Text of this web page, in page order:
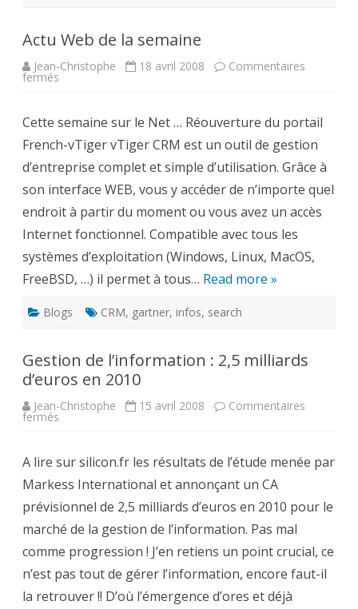
Actu Web de la semaine
Jean-Christophe 18 avril 2008 Commentaires
fermés
la
semaine
Cette semaine sur le Net … Réouverture du portail
French-vTiger vTiger CRM est un outil de gestion
d’entreprise complet et simple d’utilisation. Grâce à
son interface WEB, vous y accéder de n’importe quel
endroit à partir du moment ou vous avez un accès
Internet fonctionnel. Compatible avec tous les
systèmes d’exploitation (Windows, Linux, MacOS,
FreeBSD, …) il permet à tous… Read more »
Blogs CRM, gartner, infos, search
Gestion de l’information : 2,5 milliards
d’euros en 2010
Jean-Christophe 15 avril 2008 Commentaires
fermés
:
2,5
milliards
d’euros
en
2010
A lire sur silicon.fr les résultats de l’étude menée par
Markess International et annonçant un CA
prévisionnel de 2,5 milliards d’euros en 2010 pour le
marché de la gestion de l’information. Pas mal
comme progression ! J’en retiens un point crucial, ce
n’est pas tout de gérer l’information, encore faut-il
la retrouver !! D’où l’émergence d’ores et déjà